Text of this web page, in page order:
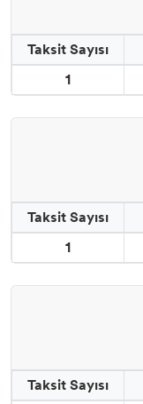
Taksit Sayısı
1
Taksit Sayısı
1
Taksit Sayısı